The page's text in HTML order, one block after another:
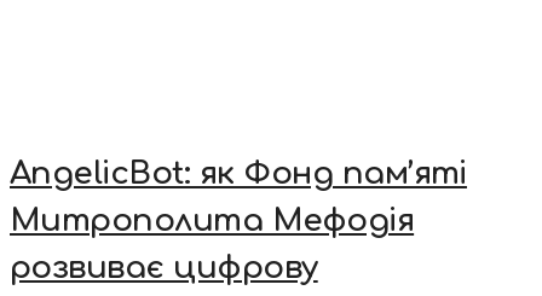
AngelicBot: як Фонд пам’яті
Митрополита Мефодія
розвиває цифрову